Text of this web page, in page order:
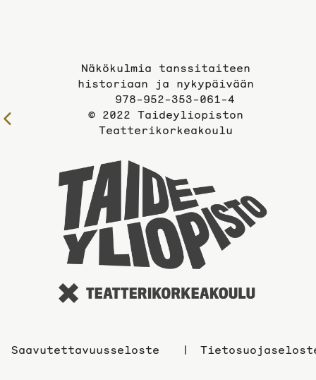
Edelliselle
Näkökulmia tanssitaiteen
historiaan ja nykypäivään
978-952-353-061-4
© 2022 Taideyliopiston
Teatterikorkeakoulu
Saavutettavuusseloste